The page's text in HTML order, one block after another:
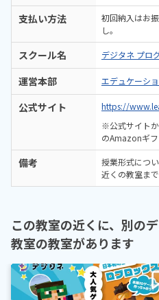
支払い方法
初回納入はお
し。
スクール名 デジタネ プロ
運営本部 エデュケーシ
公式サイト
https://
※公式サイト
のAmazonギ
備考
授業形式につ
近くの教室ま
この教室の近くに、別の
教室の教室があります